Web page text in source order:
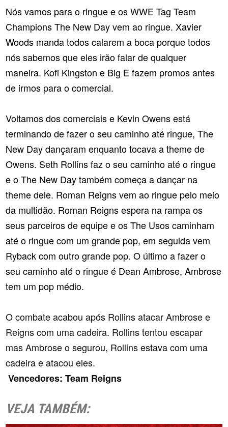
Nós vamos para o ringue e os WWE Tag Team
Champions The New Day vem ao ringue. Xavier
Woods manda todos calarem a boca porque todos
nós sabemos que eles irão falar de qualquer
maneira. Kofi Kingston e Big E fazem promos antes
de irmos para o comercial.
Voltamos dos comerciais e Kevin Owens está
terminando de fazer o seu caminho até ringue, The
New Day dançaram enquanto tocava a theme de
Owens. Seth Rollins faz o seu caminho até o ringue
e o The New Day também começa a dançar na
theme dele. Roman Reigns vem ao ringue pelo meio
da multidão. Roman Reigns espera na rampa os
seus parceiros de equipe e os The Usos caminham
até o ringue com um grande pop, em seguida vem
Ryback com outro grande pop. O último a fazer o
seu caminho até o ringue é Dean Ambrose, Ambrose
tem um pop médio.
O combate acabou após Rollins atacar Ambrose e
Reigns com uma cadeira. Rollins tentou escapar
mas Ambrose o segurou, Rollins estava com uma
cadeira e atacou eles.
Vencedores: Team Reigns
VEJA TAMBÉM: